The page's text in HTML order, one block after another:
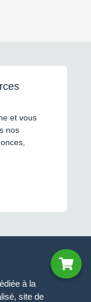
et vous
nos
à la
site de